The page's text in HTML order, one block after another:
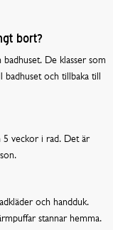
bort?
De klasser som
och tillbaka till
5 veckor i rad. Det är
och handduk.
stannar hemma.